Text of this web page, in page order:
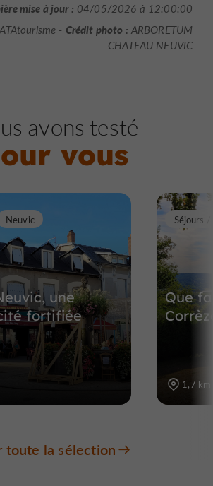
mise à jour : 04/05/2026 à 12:00:00
- Crédit photo : ARBORETUM
CHATEAU NEUVIC
avons testé
vous
une
fortifiée
Neuvic
Que
Séjours /
1,7 km
toute la sélection